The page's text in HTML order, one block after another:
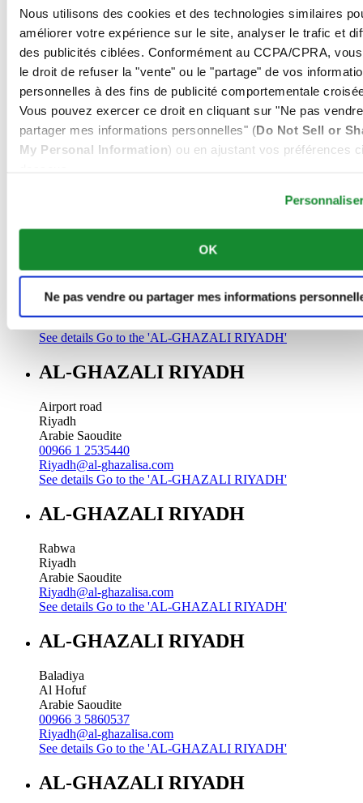
Nous utilisons des cookies et des technologies similaires
améliorer votre expérience sur le site, analyser le trafic et
des publicités ciblées. Conformément au CCPA/CPRA,
le droit de refuser la "vente" ou le "partage" de vos
personnelles à des fins de publicité comportementale
Vous pouvez exercer ce droit en cliquant sur "Ne pas
partager mes informations personnelles" (Do Not Sell or
My Personal Information) ou en ajustant vos préférences
OK
Ne pas vendre ou partager mes informations
Arabie Saoudite
00966 1 4032968
Riyadh@al-ghazalisa.com
See details Go to the 'AL-GHAZALI RIYADH'
AL-GHAZALI RIYADH
Olaya
Riyadh
Arabie Saoudite
Go to the 'AL-GHAZALI RIYADH'
AL-GHAZALI RIYADH
Riyadh
Arabie Saoudite
See details Go to the 'AL-GHAZALI RIYADH'
AL-GHAZALI RIYADH
Airport road
Riyadh
Arabie Saoudite
00966 1 2535440
Riyadh@al-ghazalisa.com
See details Go to the 'AL-GHAZALI RIYADH'
AL-GHAZALI RIYADH
Rabwa
Riyadh
Arabie Saoudite
Riyadh@al-ghazalisa.com
See details Go to the 'AL-GHAZALI RIYADH'
AL-GHAZALI RIYADH
Baladiya
Al Hofuf
Arabie Saoudite
00966 3 5860537
Riyadh@al-ghazalisa.com
See details Go to the 'AL-GHAZALI RIYADH'
AL-GHAZALI RIYADH